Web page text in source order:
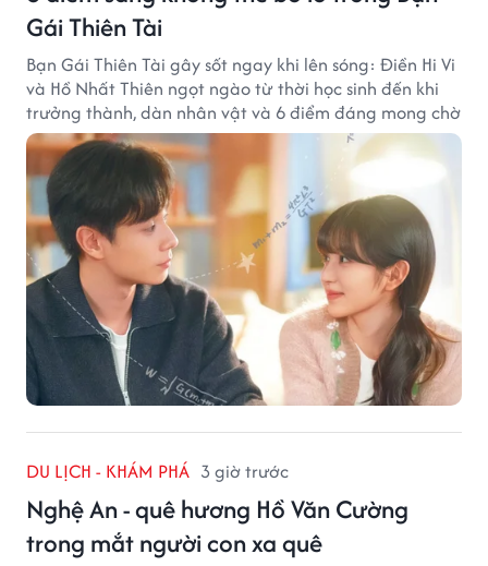
Gái Thiên Tài
Bạn Gái Thiên Tài gây sốt ngay khi lên sóng: Điền Hi Vi
và Hồ Nhất Thiên ngọt ngào từ thời học sinh đến khi
trưởng thành, dàn nhân vật và 6 điểm đáng mong chờ
DU LỊCH - KHÁM PHÁ 3 giờ trước
Nghệ An - quê hương Hồ Văn Cường
trong mắt người con xa quê